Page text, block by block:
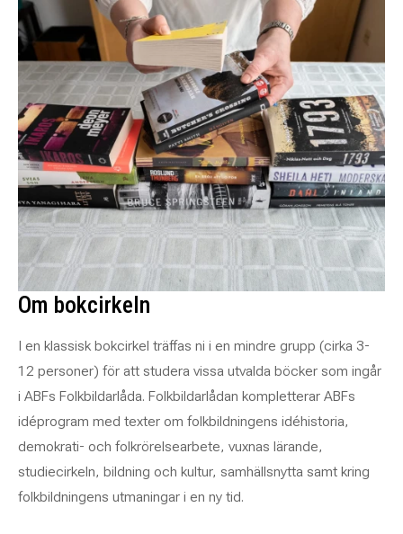
Om bokcirkeln
I en klassisk bokcirkel träffas ni i en mindre grupp (cirka 3-
12 personer) för att studera vissa utvalda böcker som ingår
i ABFs Folkbildarlåda. Folkbildarlådan kompletterar ABFs
idéprogram med texter om folkbildningens idéhistoria,
demokrati- och folkrörelsearbete, vuxnas lärande,
studiecirkeln, bildning och kultur, samhällsnytta samt kring
folkbildningens utmaningar i en ny tid.